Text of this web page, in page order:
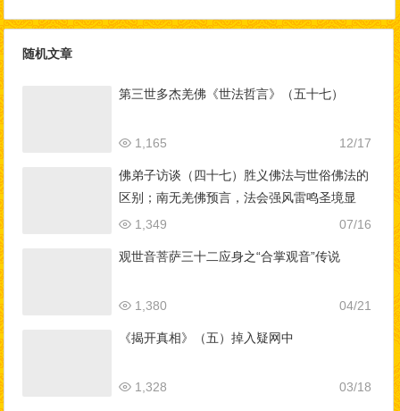
随机文章
第三世多杰羌佛《世法哲言》（五十七）
12/17
1,165
佛弟子访谈（四十七）胜义佛法与世俗佛法的
区别；南无羌佛预言，法会强风雷鸣圣境显
07/16
1,349
观世音菩萨三十二应身之“合掌观音”传说
04/21
1,380
《揭开真相》（五）掉入疑网中
03/18
1,328